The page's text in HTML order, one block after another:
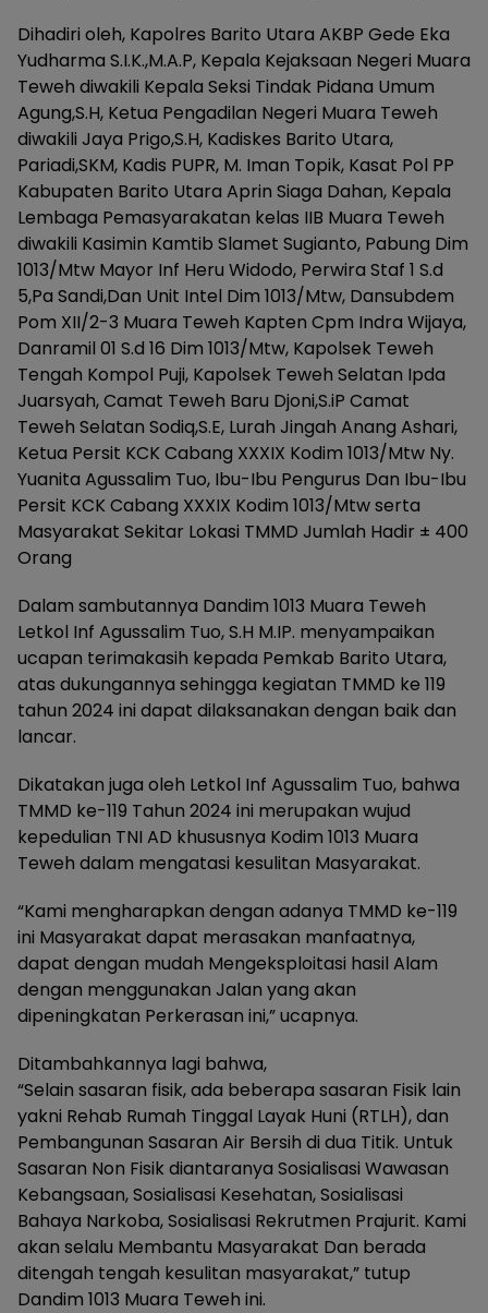
Dihadiri oleh, Kapolres Barito Utara AKBP Gede Eka
Yudharma S.I.K.,M.A.P, Kepala Kejaksaan Negeri Muara
Teweh diwakili Kepala Seksi Tindak Pidana Umum
Agung,S.H, Ketua Pengadilan Negeri Muara Teweh
diwakili Jaya Prigo,S.H, Kadiskes Barito Utara,
Pariadi,SKM, Kadis PUPR, M. Iman Topik, Kasat Pol PP
Kabupaten Barito Utara Aprin Siaga Dahan, Kepala
Lembaga Pemasyarakatan kelas IIB Muara Teweh
diwakili Kasimin Kamtib Slamet Sugianto, Pabung Dim
1013/Mtw Mayor Inf Heru Widodo, Perwira Staf 1 S.d
5,Pa Sandi,Dan Unit Intel Dim 1013/Mtw, Dansubdem
Pom XII/2-3 Muara Teweh Kapten Cpm Indra Wijaya,
Danramil 01 S.d 16 Dim 1013/Mtw, Kapolsek Teweh
Tengah Kompol Puji, Kapolsek Teweh Selatan Ipda
Juarsyah, Camat Teweh Baru Djoni,S.iP Camat
Teweh Selatan Sodiq,S.E, Lurah Jingah Anang Ashari,
Ketua Persit KCK Cabang XXXIX Kodim 1013/Mtw Ny.
Yuanita Agussalim Tuo, Ibu-Ibu Pengurus Dan Ibu-Ibu
Persit KCK Cabang XXXIX Kodim 1013/Mtw serta
Masyarakat Sekitar Lokasi TMMD Jumlah Hadir ± 400
Orang
Dalam sambutannya Dandim 1013 Muara Teweh
Letkol Inf Agussalim Tuo, S.H M.IP. menyampaikan
ucapan terimakasih kepada Pemkab Barito Utara,
atas dukungannya sehingga kegiatan TMMD ke 119
tahun 2024 ini dapat dilaksanakan dengan baik dan
lancar.
Dikatakan juga oleh Letkol Inf Agussalim Tuo, bahwa
TMMD ke-119 Tahun 2024 ini merupakan wujud
kepedulian TNI AD khususnya Kodim 1013 Muara
Teweh dalam mengatasi kesulitan Masyarakat.
“Kami mengharapkan dengan adanya TMMD ke-119
ini Masyarakat dapat merasakan manfaatnya,
dapat dengan mudah Mengeksploitasi hasil Alam
dengan menggunakan Jalan yang akan
dipeningkatan Perkerasan ini,” ucapnya.
Ditambahkannya lagi bahwa,
“Selain sasaran fisik, ada beberapa sasaran Fisik lain
yakni Rehab Rumah Tinggal Layak Huni (RTLH), dan
Pembangunan Sasaran Air Bersih di dua Titik. Untuk
Sasaran Non Fisik diantaranya Sosialisasi Wawasan
Kebangsaan, Sosialisasi Kesehatan, Sosialisasi
Bahaya Narkoba, Sosialisasi Rekrutmen Prajurit. Kami
akan selalu Membantu Masyarakat Dan berada
ditengah tengah kesulitan masyarakat,” tutup
Dandim 1013 Muara Teweh ini.